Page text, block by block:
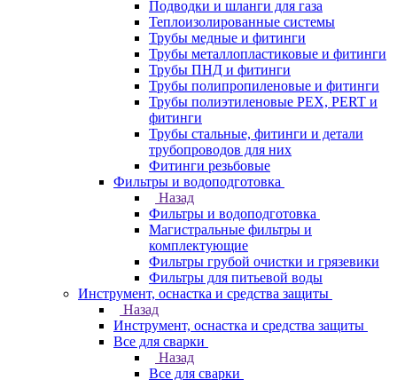
Подводки и шланги для газа
Теплоизолированные системы
Трубы медные и фитинги
Трубы металлопластиковые и фитинги
Трубы ПНД и фитинги
Трубы полипропиленовые и фитинги
Трубы полиэтиленовые PEX, PERT и
фитинги
Трубы стальные, фитинги и детали
трубопроводов для них
Фитинги резьбовые
Фильтры и водоподготовка
Назад
Фильтры и водоподготовка
Магистральные фильтры и
комплектующие
Фильтры грубой очистки и грязевики
Фильтры для питьевой воды
Инструмент, оснастка и средства защиты
Назад
Инструмент, оснастка и средства защиты
Все для сварки
Назад
Все для сварки